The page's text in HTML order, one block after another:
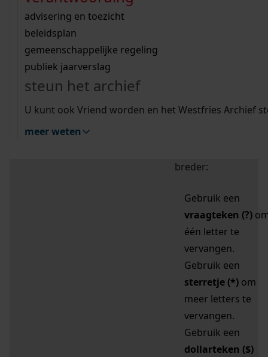
bouwvergunningen
omgevingsvergunningen
vergunningen
beeld en geluid
uitleg nodig?
Wij helpen u op weg met een aantal zoektips.
bekijk alle zoektips
Wij helpen u op weg met een aantal zoektips.
bekijk alle zoektips
bekijk ons geschiedenislokaal
advisering en toezicht
beleidsplan
gemeenschappelijke regeling
publiek jaarverslag
steun het archief
U kunt ook Vriend worden en het Westfries Archief
meer weten
zoektips
Mijn Studiezaal (inloggen)
uw zoekopdracht te
breder:
Gebruik een
vraagteken (?)
één letter te
vervangen.
Gebruik een
sterretje (*) om
meer letters te
vervangen.
Gebruik een
dollarteken ($)